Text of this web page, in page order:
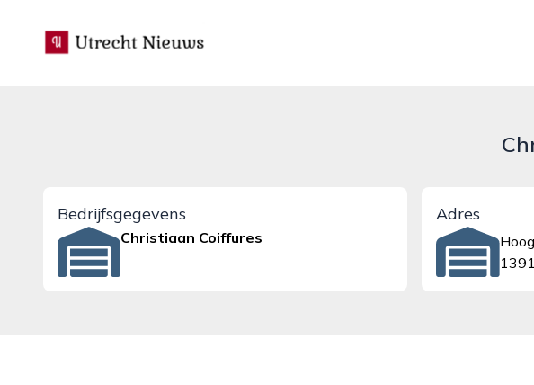
utrecht-nieuws.nl
Bedrijfsgegevens
Christiaan Coiffures
Adres